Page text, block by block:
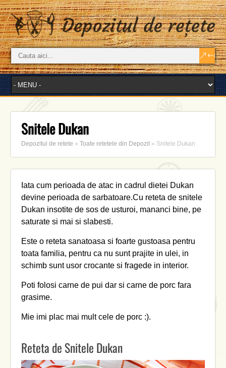
Snitele Dukan
Depozitul de retete »Toate retetele din Depozit » Snitele Dukan
Iata cum perioada de atac in cadrul dietei Dukan
devine perioada de sarbatoare.Cu reteta de snitele
Dukan insotite de sos de usturoi, mananci bine, pe
saturate si mai si slabesti.
Este o reteta sanatoasa si foarte gustoasa pentru
toata familia, pentru ca nu sunt prajite in ulei, in
schimb sunt usor crocante si fragede in interior.
Poti folosi carne de pui dar si carne de porc fara
grasime.
Mie imi plac mai mult cele de porc :).
Reteta de Snitele Dukan